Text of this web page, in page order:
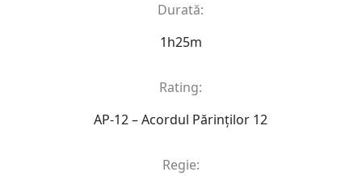
Durată:
1h25m
Rating:
AP-12 – Acordul Părinţilor 12
Regie: